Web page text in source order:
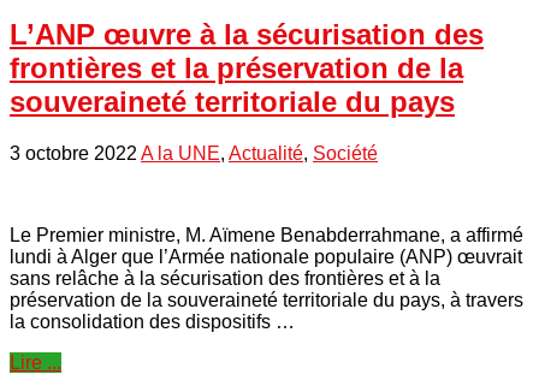
L’ANP œuvre à la sécurisation des
frontières et la préservation de la
souveraineté territoriale du pays
3 octobre 2022 A la UNE, Actualité, Société
Le Premier ministre, M. Aïmene Benabderrahmane, a affirmé
lundi à Alger que l’Armée nationale populaire (ANP) œuvrait
sans relâche à la sécurisation des frontières et à la
préservation de la souveraineté territoriale du pays, à travers
la consolidation des dispositifs …
Lire ...